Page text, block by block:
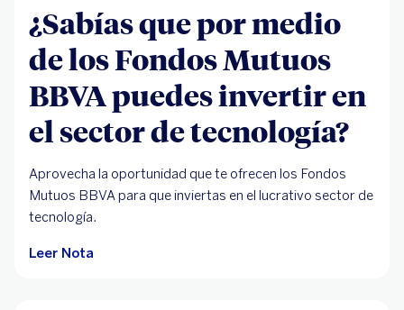
¿Sabías que por medio
de los Fondos Mutuos
BBVA puedes invertir en
el sector de tecnología?
Aprovecha la oportunidad que te ofrecen los Fondos
Mutuos BBVA para que inviertas en el lucrativo sector de
tecnología.
Leer Nota